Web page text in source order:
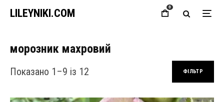
LILEYNIKI.COM 0
морозник махровий
Показано 1–9 із 12 ФІЛЬТР